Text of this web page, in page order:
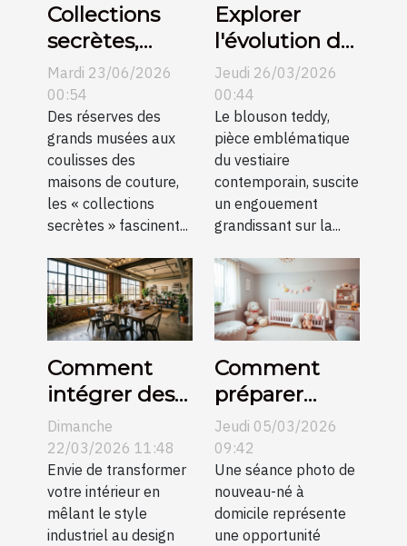
Collections
secrètes,
histoires
méconnues
Mardi 23/06/2026
00:54
Des réserves des
grands musées aux
coulisses des
maisons de couture,
les « collections
secrètes » fascinent...
Explorer
l'évolution du
blouson
teddy dans la
mode
mondiale
Jeudi 26/03/2026
00:44
Le blouson teddy,
pièce emblématique
du vestiaire
contemporain, suscite
un engouement
grandissant sur la...
Comment
intégrer des
meubles
industriels
dans un
décor
moderne ?
Dimanche
22/03/2026 11:48
Envie de transformer
votre intérieur en
mêlant le style
industriel au design
Comment
préparer
votre maison
pour une
séance photo
de nouveau-
né?
Jeudi 05/03/2026
09:42
Une séance photo de
nouveau-né à
domicile représente
une opportunité